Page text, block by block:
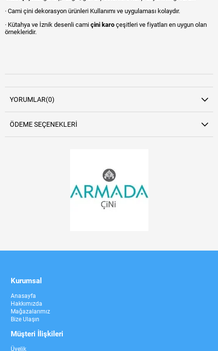
· Cami çini dekorasyon ürünleri Kullanımı ve uygulaması kolaydır.
· Kütahya ve İznik desenli cami çini karo çeşitleri ve fiyatları en uygun olan
örnekleridir.
YORUMLAR(0)
ÖDEME SEÇENEKLERI
Kurumsal
Anasayfa
Hakkımızda
Mağazalarımız
Bize Ulaşın
Müşteri İlişkileri
Üyelik